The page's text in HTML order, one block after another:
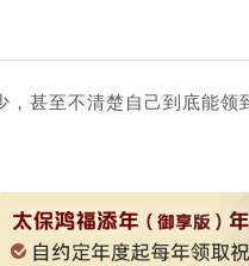
甚至不清楚自己到底能领